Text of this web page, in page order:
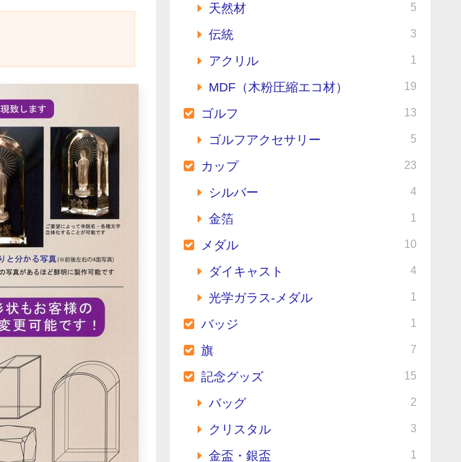
天然材 5
伝統 3
アクリル 1
MDF（木粉圧縮エコ材） 19
ゴルフ 13
ゴルフアクセサリー 5
カップ 23
シルバー 4
金箔 1
メダル 10
ダイキャスト 4
光学ガラス-メダル 1
バッジ 1
旗 7
記念グッズ 15
バッグ 2
クリスタル 3
金盃・銀盃 1